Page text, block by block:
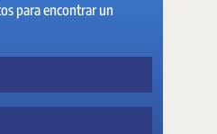
para encontrar un